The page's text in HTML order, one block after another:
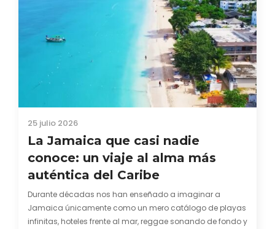
25 julio 2026
La Jamaica que casi nadie
conoce: un viaje al alma más
auténtica del Caribe
Durante décadas nos han enseñado a imaginar a
Jamaica únicamente como un mero catálogo de playas
infinitas, hoteles frente al mar, reggae sonando de fondo y